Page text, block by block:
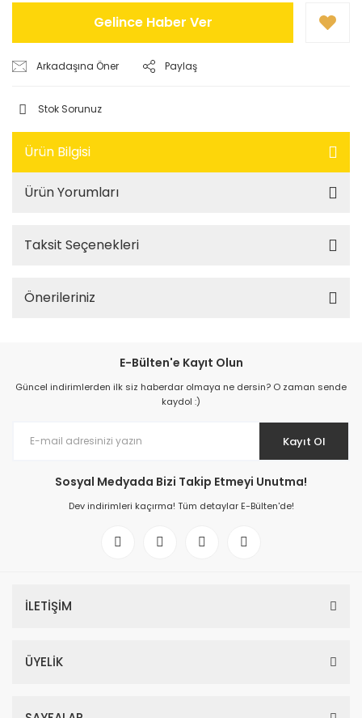
Gelince Haber Ver
Arkadaşına Öner Paylaş
Stok Sorunuz
Ürün Bilgisi
Ürün Yorumları
Taksit Seçenekleri
Önerileriniz
E-Bülten'e Kayıt Olun
Güncel indirimlerden ilk siz haberdar olmaya ne dersin? O zaman sende
kaydol :)
Kayıt Ol
Sosyal Medyada Bizi Takip Etmeyi Unutma!
Dev indirimleri kaçırma! Tüm detaylar E-Bülten'de!
İLETİŞİM
ÜYELİK